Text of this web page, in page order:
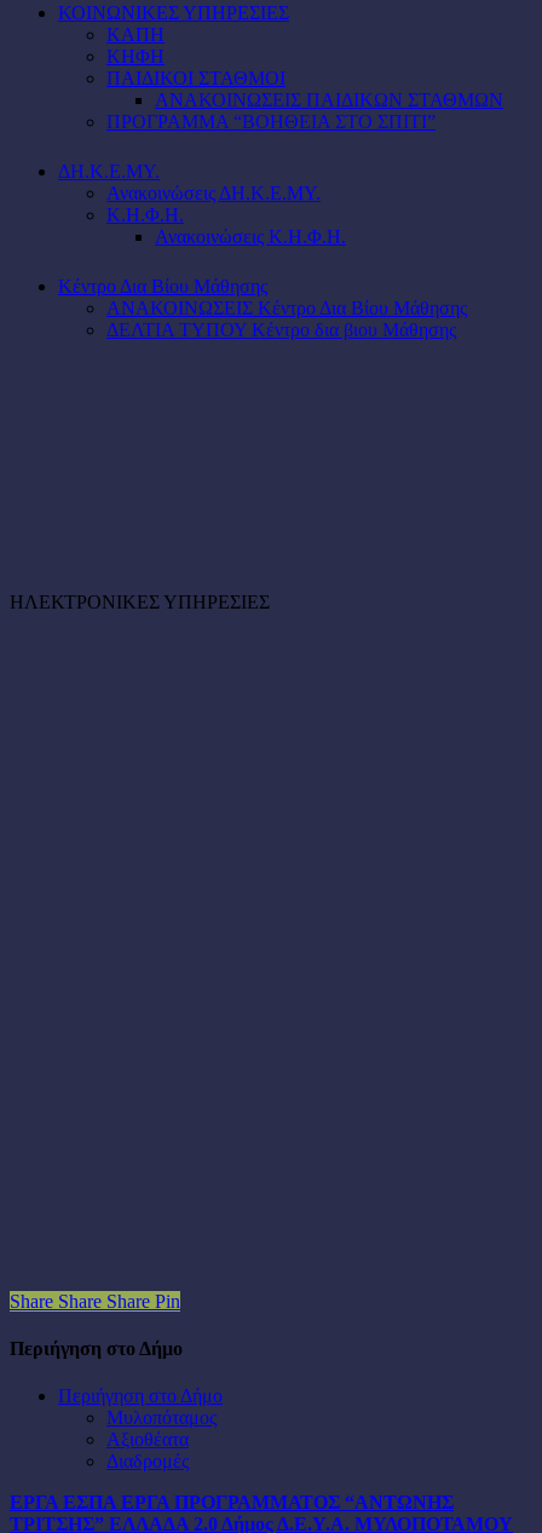
ΚΟΙΝΩΝΙΚΕΣ ΥΠΗΡΕΣΙΕΣ
ΚΑΠΗ
ΚΗΦΗ
ΠΑΙΔΙΚΟΙ ΣΤΑΘΜΟΙ
ΑΝΑΚΟΙΝΩΣΕΙΣ ΠΑΙΔΙΚΩΝ ΣΤΑΘΜΩΝ
ΠΡΟΓΡΑΜΜΑ “ΒΟΗΘΕΙΑ ΣΤΟ ΣΠΙΤΙ”
ΔΗ.Κ.Ε.ΜΥ.
Ανακοινώσεις ΔΗ.Κ.Ε.ΜΥ.
Κ.Η.Φ.Η.
Ανακοινώσεις Κ.Η.Φ.Η.
Κέντρο Δια Βίου Μάθησης
ΑΝΑΚΟΙΝΩΣΕΙΣ Κέντρο Δια Βίου Μάθησης
ΔΕΛΤΙΑ ΤΥΠΟΥ Κέντρο δια βιου Μάθησης
ΗΛΕΚΤΡΟΝΙΚΕΣ ΥΠΗΡΕΣΙΕΣ
Share Share Share Pin
Περιήγηση στο Δήμο
Περιήγηση στο Δήμο
Μυλοπόταμος
Αξιοθέατα
Διαδρομές
ΕΡΓΑ ΕΣΠΑ ΕΡΓΑ ΠΡΟΓΡΑΜΜΑΤΟΣ “ΑΝΤΩΝΗΣ
ΤΡΙΤΣΗΣ” ΕΛΛΑΔΑ 2.0ΔήμοςΔ.Ε.Υ.Α. ΜΥΛΟΠΟΤΑΜΟΥ